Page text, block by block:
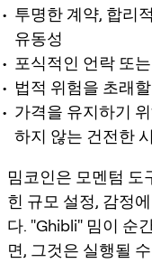
투명한 계약, 합리
유동성
포식적인 언락 또
법적 위험을 초래
가격을 유지하기
하지 않는 건전한
밈코인은 모멘텀 도
힌 규모 설정, 감정
다. "Ghibli" 밈이 순
면, 그것은 실행될